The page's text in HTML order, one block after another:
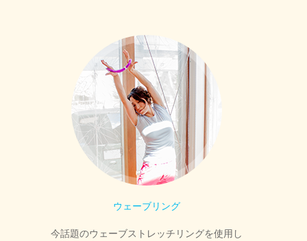
ウェーブリング
今話題のウェーブストレッチリングを使用し